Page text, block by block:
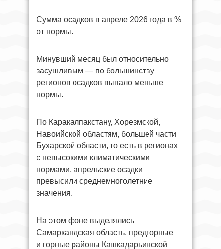
Сумма осадков в апреле 2026 года в %
от нормы.
Минувший месяц был относительно
засушливым — по большинству
регионов осадков выпало меньше
нормы.
По Каракалпакстану, Хорезмской,
Навоийской областям, большей части
Бухарской области, то есть в регионах
с невысокими климатическими
нормами, апрельские осадки
превысили среднемноголетние
значения.
На этом фоне выделялись
Самаркандская область, предгорные
и горные районы Кашкадарьинской